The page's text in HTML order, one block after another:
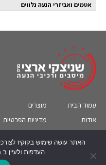
אטמים ואביזרי הנעה נלווים
עמוד הבית
מוצרים
אודות
מדיניות הפרטיות
מידע טכני
האתר עושה שימוש בקוקיז
העדפות ולעיין ב